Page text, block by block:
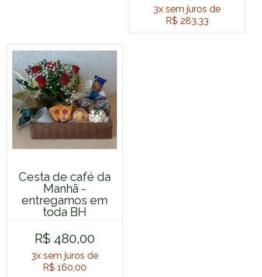
3x sem juros de
R$ 283,33
Cesta de café da
Manhã -
entregamos em
toda BH
R$ 480,00
3x sem juros de
R$ 160,00